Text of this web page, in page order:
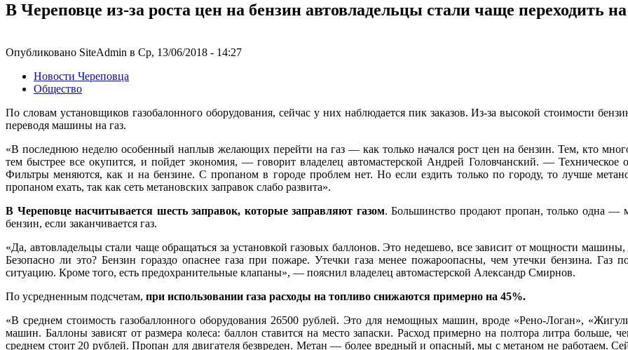
В Череповце из-за роста цен на бензин автовладельцы стали чаще переходить на
Опубликовано SiteAdmin в Ср, 13/06/2018 - 14:27
Новости Череповца
Общество
По словам установщиков газобалонного оборудования, сейчас у них наблюдается пик заказов. Из-за высокой стоимости
переводя машины на газ.
«В последнюю неделю особенный наплыв желающих перейти на газ — как только начался рост цен на бензин. Тем, кто
тем быстрее все окупится, и пойдет экономия, — говорит владелец автомастерской Андрей Головчанский. —
Фильтры меняются, как и на бензине. С пропаном в городе проблем нет. Но если ездить только по городу, то лучше
пропаном ехать, так как сеть метановских заправок слабо развита».
В Череповце насчитывается шесть заправок, которые заправляют газом. Большинство продают пропан, только одна —
бензин, если заканчивается газ.
«Да, автовладельцы стали чаще обращаться за установкой газовых баллонов. Это недешево, все зависит от мощности
Безопасно ли это? Бензин гораздо опаснее газа при пожаре. Утечки газа менее пожароопасны, чем утечки бензина. Газ
ситуацию. Кроме того, есть предохранительные клапаны», — пояснил владелец автомастерской Александр Смирнов.
По усредненным подсчетам, при использовании газа расходы на топливо снижаются примерно на 45%.
«В среднем стоимость газобаллонного оборудования 26500 рублей. Это для немощных машин, вроде «Рено-Логан»,
машин. Баллоны зависят от размера колеса: баллон ставится на место запаски. Расход примерно на полтора литра больше,
среднем стоит 20 рублей. Пропан для двигателя безвреден. Метан — более вредный и опасный, мы с метаном не работаем.